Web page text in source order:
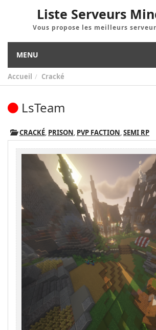
Liste Serveurs
Vous propose les meilleurs
MENU
Accueil Cracké
LsTeam
CRACKÉ, PRISON, PVP FACTION,SEMI RP